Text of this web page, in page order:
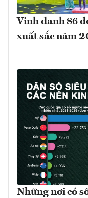
Vinh danh 86
xuất sắc năm
Những nơi có